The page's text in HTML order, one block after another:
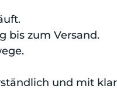
bis zum Versand.
und mit